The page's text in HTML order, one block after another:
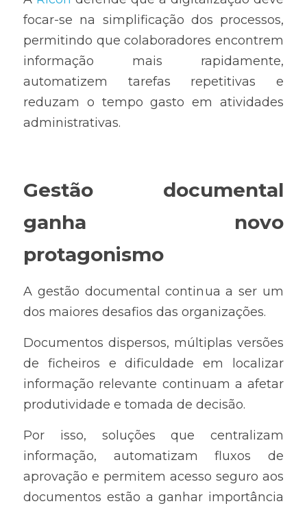
focar-se na simplificação dos processos,
permitindo que colaboradores encontrem
informação mais rapidamente,
automatizem tarefas repetitivas e
reduzam o tempo gasto em atividades
administrativas.
Gestão documental
ganha novo
protagonismo
A gestão documental continua a ser um
dos maiores desafios das organizações.
Documentos dispersos, múltiplas versões
de ficheiros e dificuldade em localizar
informação relevante continuam a afetar
produtividade e tomada de decisão.
Por isso, soluções que centralizam
informação, automatizam fluxos de
aprovação e permitem acesso seguro aos
documentos estão a ganhar importância